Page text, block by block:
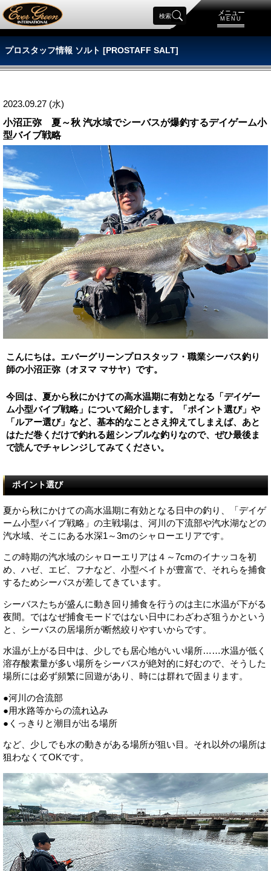
メニュー
MENU
検索
プロスタッフ情報 ソルト [PROSTAFF SALT]
2023.09.27 (水)
小沼正弥 夏～秋 汽水域でシーバスが爆釣するデイゲーム小
型バイブ戦略
こんにちは。エバーグリーンプロスタッフ・職業シーバス釣り
師の小沼正弥（オヌマ マサヤ）です。
今回は、夏から秋にかけての高水温期に有効となる「デイゲー
ム小型バイブ戦略」について紹介します。「ポイント選び」や
「ルアー選び」など、基本的なことさえ抑えてしまえば、あと
はただ巻くだけで釣れる超シンプルな釣りなので、ぜひ最後ま
で読んでチャレンジしてみてください。
ポイント選び
夏から秋にかけての高水温期に有効となる日中の釣り、「デイゲ
ーム小型バイブ戦略」の主戦場は、河川の下流部や汽水湖などの
汽水域、そこにある水深1～3mのシャローエリアです。
この時期の汽水域のシャローエリアは４～7cmのイナッコを初
め、ハゼ、エビ、フナなど、小型ベイトが豊富で、それらを捕食
するためシーバスが差してきています。
シーバスたちが盛んに動き回り捕食を行うのは主に水温が下がる
夜間。ではなぜ捕食モードではない日中にわざわざ狙うかという
と、シーバスの居場所が断然絞りやすいからです。
水温が上がる日中は、少しでも居心地がいい場所……水温が低く
溶存酸素量が多い場所をシーバスが絶対的に好むので、そうした
場所には必ず頻繁に回遊があり、時には群れで固まります。
●河川の合流部
●用水路等からの流れ込み
●くっきりと潮目が出る場所
など、少しでも水の動きがある場所が狙い目。それ以外の場所は
狙わなくてOKです。